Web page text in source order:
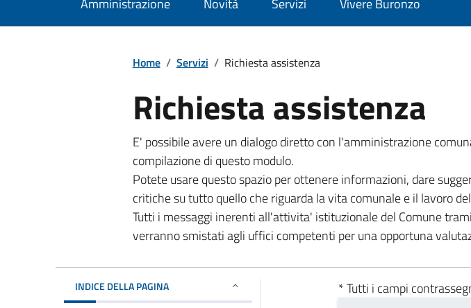
Amministrazione Novità Servizi Vivere Buronzo
Home / Servizi / Richiesta assistenza
Richiesta assistenza
E' possibile avere un dialogo diretto con l'amministrazione
compilazione di questo modulo.
Potete usare questo spazio per ottenere informazioni, dare
critiche su tutto quello che riguarda la vita comunale e il lavoro
Tutti i messaggi inerenti all'attivita' istituzionale del Comune
verranno smistati agli uffici competenti per una opportuna
INDICE DELLA PAGINA * Tutti i campi